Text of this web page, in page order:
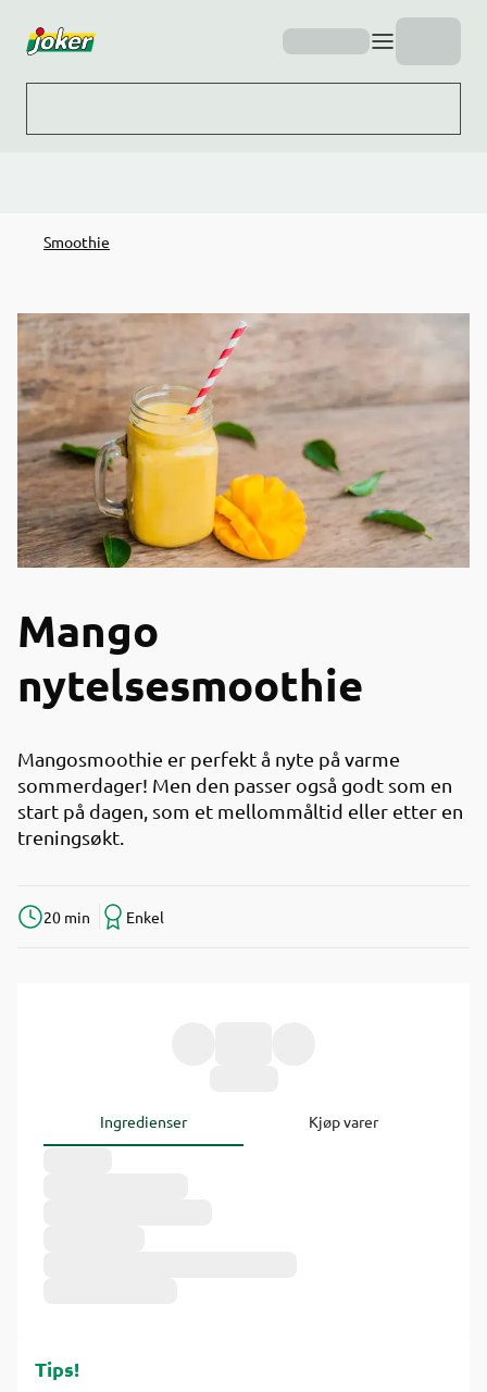
Smoothie
Mango
nytelsesmoothie
Mangosmoothie er perfekt å nyte på varme
sommerdager! Men den passer også godt som en
start på dagen, som et mellommåltid eller etter en
treningsøkt.
20 min Enkel
Ingredienser Kjøp varer
Tips!